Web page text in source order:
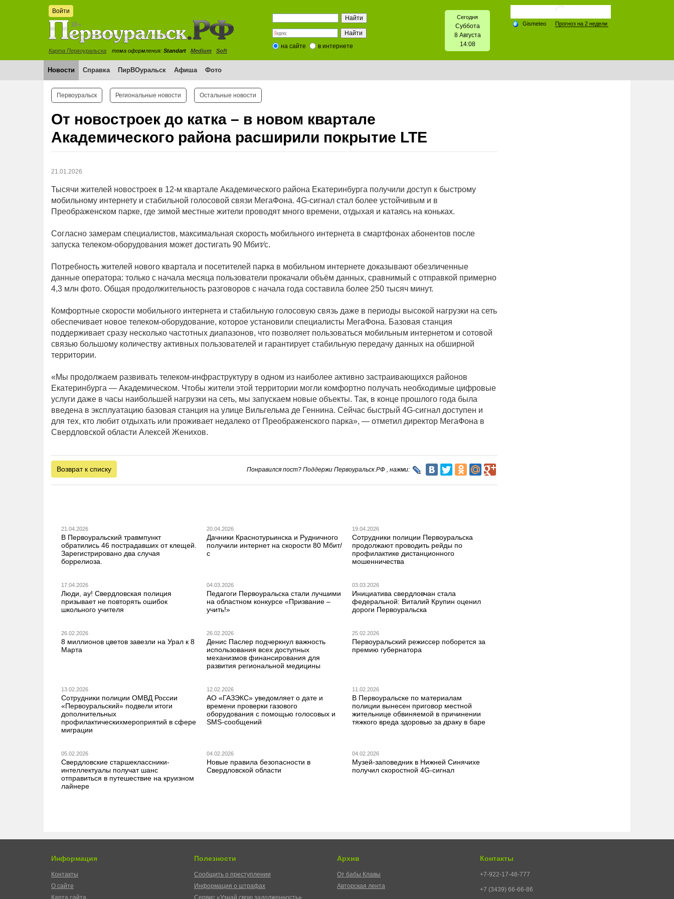
Войти
Карта Первоуральска тема оформления: Standart Medium Soft
на сайте в интернете
Сегодня
Суббота
8 Августа
14:08
Новости Справка ПирВОуральск Афиша Фото
Первоуральск Региональные новости Остальные новости
От новостроек до катка – в новом квартале
Академического района расширили покрытие LTE
21.01.2026
Тысячи жителей новостроек в 12-м квартале Академического района Екатеринбурга получили доступ к быстрому
мобильному интернету и стабильной голосовой связи МегаФона. 4G-сигнал стал более устойчивым и в
Преображенском парке, где зимой местные жители проводят много времени, отдыхая и катаясь на коньках.
Согласно замерам специалистов, максимальная скорость мобильного интернета в смартфонах абонентов после
запуска телеком-оборудования может достигать 90 Мбит⁄с.
Потребность жителей нового квартала и посетителей парка в мобильном интернете доказывают обезличенные
данные оператора: только с начала месяца пользователи прокачали объём данных, сравнимый с отправкой примерно
4,3 млн фото. Общая продолжительность разговоров с начала года составила более 250 тысяч минут.
Комфортные скорости мобильного интернета и стабильную голосовую связь даже в периоды высокой нагрузки на сеть
обеспечивает новое телеком-оборудование, которое установили специалисты МегаФона. Базовая станция
поддерживает сразу несколько частотных диапазонов, что позволяет пользоваться мобильным интернетом и сотовой
связью большому количеству активных пользователей и гарантирует стабильную передачу данных на обширной
территории.
«Мы продолжаем развивать телеком-инфраструктуру в одном из наиболее активно застраивающихся районов
Екатеринбурга — Академическом. Чтобы жители этой территории могли комфортно получать необходимые цифровые
услуги даже в часы наибольшей нагрузки на сеть, мы запускаем новые объекты. Так, в конце прошлого года была
введена в эксплуатацию базовая станция на улице Вильгельма де Геннина. Сейчас быстрый 4G-сигнал доступен и
для тех, кто любит отдыхать или проживает недалеко от Преображенского парка», — отметил директор МегаФона в
Свердловской области Алексей Женихов.
Возврат к списку Понравился пост? Поддержи Первоуральск.РФ , нажми:
21.04.2026
В Первоуральский травмпункт
обратились 46 пострадавших от клещей.
Зарегистрировано два случая
боррелиоза.
20.04.2026
Дачники Краснотурьинска и Рудничного
получили интернет на скорости 80 Мбит/
с
19.04.2026
Сотрудники полиции Первоуральска
продолжают проводить рейды по
профилактике дистанционного
мошенничества
17.04.2026
Люди, ау! Свердловская полиция
призывает не повторять ошибок
школьного учителя
04.03.2026
Педагоги Первоуральска стали лучшими
на областном конкурсе «Призвание –
учить!»
03.03.2026
Инициатива свердловчан стала
федеральной: Виталий Крупин оценил
дороги Первоуральска
26.02.2026
8 миллионов цветов завезли на Урал к 8
Марта
26.02.2026
Денис Паслер подчеркнул важность
использования всех доступных
механизмов финансирования для
развития региональной медицины
25.02.2026
Первоуральский режиссер поборется за
премию губернатора
13.02.2026
Сотрудники полиции ОМВД России
«Первоуральский» подвели итоги
дополнительных
профилактическихмероприятий в сфере
миграции
12.02.2026
АО «ГАЗЭКС» уведомляет о дате и
времени проверки газового
оборудования с помощью голосовых и
SMS-сообщений
11.02.2026
В Первоуральске по материалам
полиции вынесен приговор местной
жительнице обвиняемой в причинении
тяжкого вреда здоровью за драку в баре
05.02.2026
Свердловские старшеклассники-
интеллектуалы получат шанс
отправиться в путешествие на круизном
лайнере
04.02.2026
Новые правила безопасности в
Свердловской области
04.02.2026
Музей-заповедник в Нижней Синячихе
получил скоростной 4G-сигнал
Информация
Контакты
О сайте
Карта сайта
Полезности
Сообщить о преступлении
Информация о штрафах
Сервис «Узнай свою задолженность»
Архив
От бабы Клавы
Авторская лента
Контакты
+7-922-17-48-777
+7 (3439) 66-66-86